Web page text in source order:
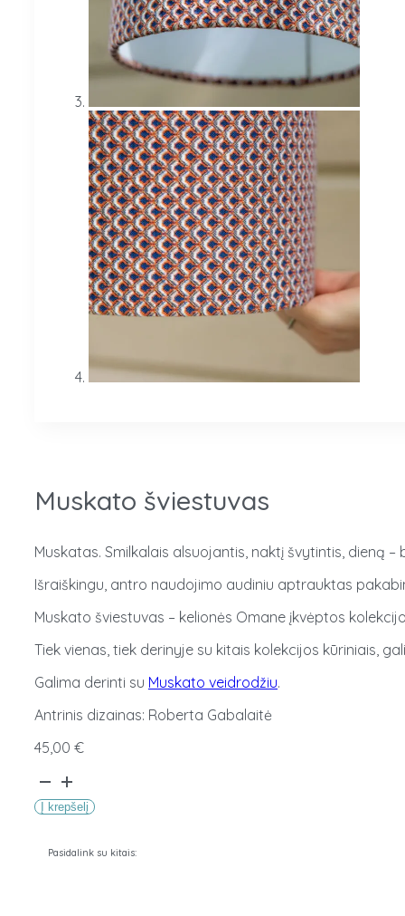
Muskato šviestuvas
Muskatas. Smilkalais alsuojantis, naktį švytintis, dieną
Išraiškingu, antro naudojimo audiniu aptrauktas
Muskato šviestuvas – kelionės Omane įkvėptos
Tiek vienas, tiek derinyje su kitais kolekcijos kūriniais,
Galima derinti su Muskato veidrodžiu.
Antrinis dizainas: Roberta Gabalaitė
45,00 €
produkto
kiekis:
Muskato
Į krepšelį
Pasidalink su kitais: